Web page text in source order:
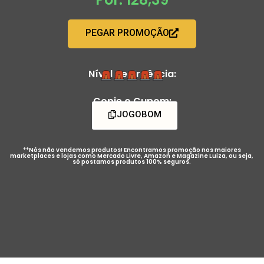
PEGAR PROMOÇÃO
Nível de Urgência:
Copie o Cupom:
JOGOBOM
**Nós não vendemos produtos! Encontramos promoção nos maiores
marketplaces e lojas como Mercado Livre, Amazon e Magazine Luiza, ou seja,
só postamos produtos 100% seguros.